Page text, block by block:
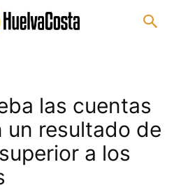
las cuentas
un resultado de
a los